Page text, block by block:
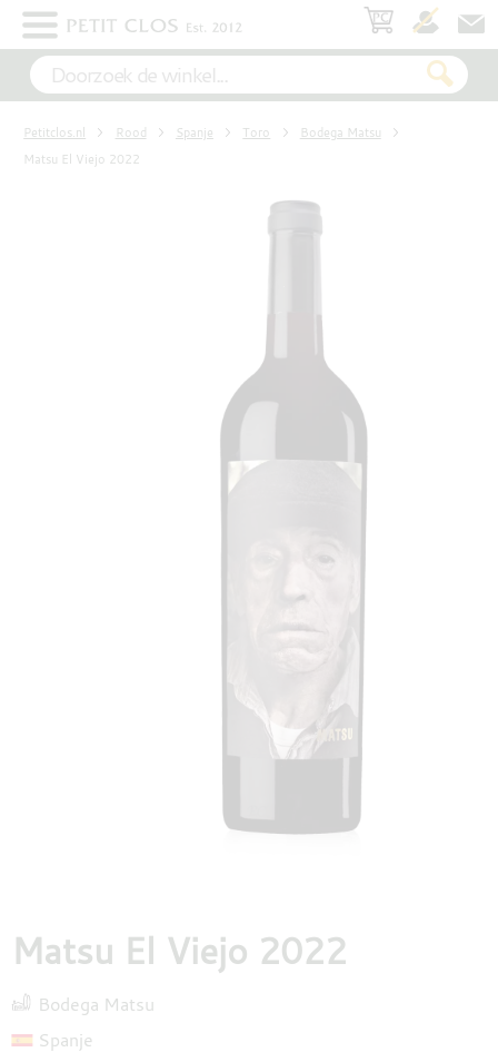
WIT
ROSÉ
Petitclos.nl Rood Spanje Toro
Bodega Matsu
Matsu El Viejo 2022
Matsu El Viejo 2022
Bodega Matsu
Spanje